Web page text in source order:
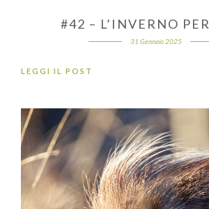
#42 – L’INVERNO
31 Gennaio 2025
LEGGI IL POST